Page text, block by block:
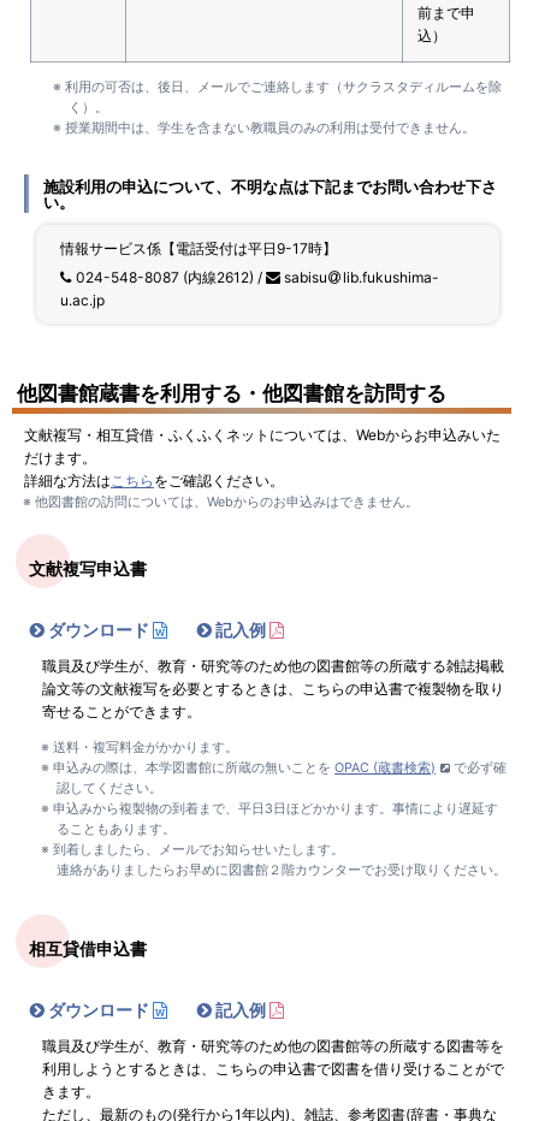
前まで申
込）
利用の可否は、後日、メールでご連絡します（サクラスタディルームを除
く）。
授業期間中は、学生を含まない教職員のみの利用は受付できません。
施設利用の申込について、不明な点は下記までお問い合わせ下さ
い。
情報サービス係【電話受付は平日9-17時】
024-548-8087 (内線2612) /
sabisu
lib.fukushima-
u.ac.jp
他図書館蔵書を利用する ・他図書館を訪問する
文献複写・相互貸借・ふくふくネットについては、Webからお申込みいた
だけます。
詳細な方法はこちら をご確認ください。
他図書館の訪問については、Webからのお申込みはできません。
文献複写申込書
ダウンロード 記入例
職員及び学生が、教育・研究等のため他の図書館等の所蔵する雑誌掲載
論文等の文献複写を必要とするときは、こちらの申込書で複製物を取り
寄せることができます。
送料・複写料金がかかります。
申込みの際は、本学図書館に所蔵の無いことをOPAC (蔵書検索)
で必ず確
認してください。
申込みから複製物の到着まで、平日3日ほどかかります。事情により遅延す
ることもあります。
到着しましたら、メールでお知らせいたします。
連絡がありましたらお早めに図書館２階カウンターでお受け取りください。
相互貸借申込書
ダウンロード 記入例
職員及び学生が、教育・研究等のため他の図書館等の所蔵する図書等を
利用しようとするときは、こちらの申込書で図書を借り受けることがで
きます。
ただし、最新のもの(発行から1年以内)、雑誌、参考図書(辞書・事典な